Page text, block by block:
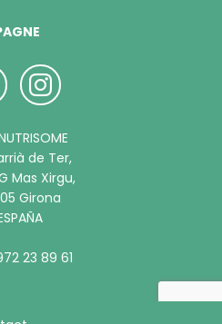
de Ter,
Mas Xirgu,
Girona
23 89 61